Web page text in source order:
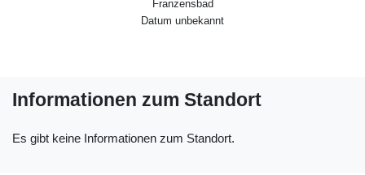
Franzensbad
Datum unbekannt
Informationen zum Standort
Es gibt keine Informationen zum Standort.